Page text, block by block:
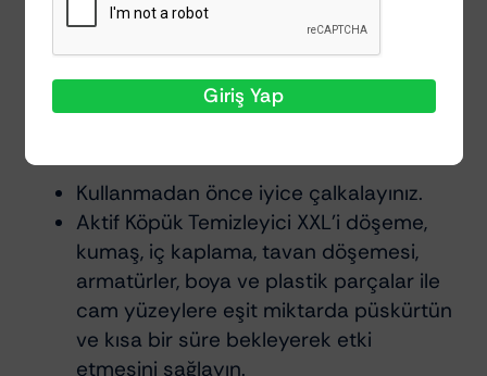
içermez ve hoş bir elma kokusuna
sahiptir.
Kullanmadan önce iyice çalkalayınız.
Aktif Köpük Temizleyici XXL’i döşeme,
kumaş, iç kaplama, tavan döşemesi,
armatürler, boya ve plastik parçalar ile
cam yüzeylere eşit miktarda püskürtün
ve kısa bir süre bekleyerek etki
etmesini sağlayın.
Giriş Yap